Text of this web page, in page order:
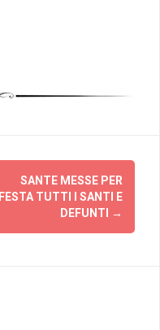
SANTE MESSE PER
FESTA TUTTI I SANTI E
DEFUNTI
→